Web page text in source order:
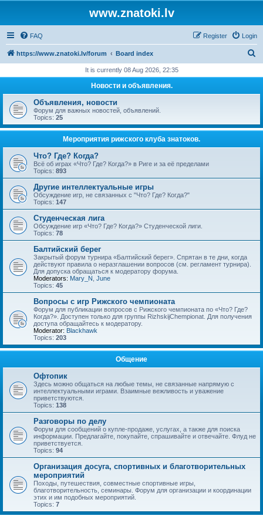
www.znatoki.lv
FAQ Login
Register
https://www.znatoki.lv/forum Board index
r
h
It is currently 08 Aug 2026, 22:35
Новости и объявления.
Объявления, новости
Форум для важных новостей, объявлений.
Topics: 25
Мероприятия рижского клуба знатоков.
Что? Где? Когда?
Всё об играх «Что? Где? Когда?» в Риге и за её пределами
Topics: 893
Другие интеллектуальные игры
Обсуждение игр, не связанных с "Что? Где? Когда?"
Topics: 147
Студенческая лига
Обсуждение игр «Что? Где? Когда?» Студенческой лиги.
Topics: 78
Балтийский берег
Закрытый форум турнира «Балтийский берег». Спрятан в те дни, когда
действуют правила о неразглашении вопросов (см. регламент турнира).
Для допуска обращаться к модератору форума.
Moderators: Mary_N June
Topics: 45
Вопросы с игр Рижского чемпионата
Форум для публикации вопросов с Рижского чемпионата по «Что? Где?
Когда?». Доступен только для группы RizhskijChempionat. Для получения
доступа обращайтесь к модератору.
Moderator: Blackhawk
Topics: 203
Общение
Офтопик
Здесь можно общаться на любые темы, не связанные напрямую с
интеллектуальными играми. Взаимные вежливость и уважение
приветствуются.
Topics: 138
Разговоры по делу
Форум для сообщений о купле-продаже, услугах, а также для поиска
информации. Предлагайте, покупайте, спрашивайте и отвечайте. Флуд не
приветствуется.
Topics: 94
Организация досуга, спортивных и благотворительных
мероприятий
Походы, путешествия, совместные спортивные игры,
благотворительность, семинары. Форум для организации и координации
этих и им подобных мероприятий.
Topics: 7